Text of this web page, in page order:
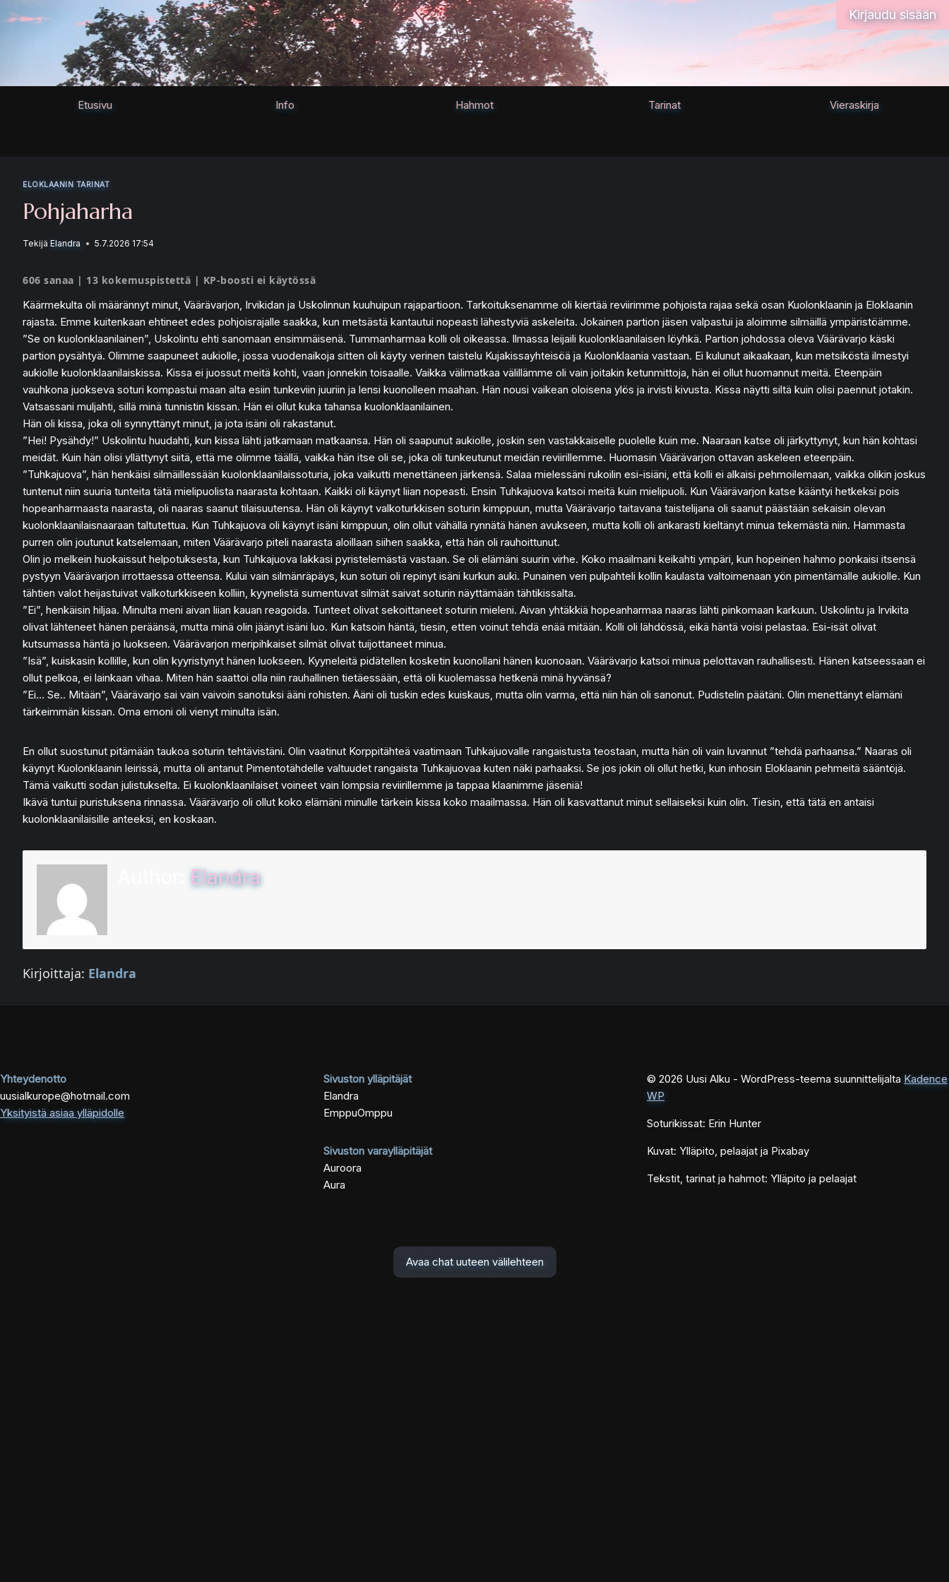
sisältöön
Kirjaudu sisään
Etusivu Info Hahmot Tarinat Vieraskirja
ELOKLAANIN TARINAT
Pohjaharha
Tekijä Elandra 5.7.2026 17:54
606 sanaa | 13 kokemuspistettä | KP-boosti ei käytössä
Käärmekulta oli määrännyt minut, Väärävarjon, Irvikidan ja Uskolinnun kuuhuipun rajapartioon. Tarkoituksenamme oli kiertää reviirimme pohjoista rajaa sekä osan Kuolonklaanin ja Eloklaanin
rajasta. Emme kuitenkaan ehtineet edes pohjoisrajalle saakka, kun metsästä kantautui nopeasti lähestyviä askeleita. Jokainen partion jäsen valpastui ja aloimme silmäillä ympäristöämme.
”Se on kuolonklaanilainen”, Uskolintu ehti sanomaan ensimmäisenä. Tummanharmaa kolli oli oikeassa. Ilmassa leijaili kuolonklaanilaisen löyhkä. Partion johdossa oleva Väärävarjo käski
partion pysähtyä. Olimme saapuneet aukiolle, jossa vuodenaikoja sitten oli käyty verinen taistelu Kujakissayhteisöä ja Kuolonklaania vastaan. Ei kulunut aikaakaan, kun metsiköstä ilmestyi
aukiolle kuolonklaanilaiskissa. Kissa ei juossut meitä kohti, vaan jonnekin toisaalle. Vaikka välimatkaa välillämme oli vain joitakin ketunmittoja, hän ei ollut huomannut meitä. Eteenpäin
vauhkona juokseva soturi kompastui maan alta esiin tunkeviin juuriin ja lensi kuonolleen maahan. Hän nousi vaikean oloisena ylös ja irvisti kivusta. Kissa näytti siltä kuin olisi paennut jotakin.
Vatsassani muljahti, sillä minä tunnistin kissan. Hän ei ollut kuka tahansa kuolonklaanilainen.
Hän oli kissa, joka oli synnyttänyt minut, ja jota isäni oli rakastanut.
”Hei! Pysähdy!” Uskolintu huudahti, kun kissa lähti jatkamaan matkaansa. Hän oli saapunut aukiolle, joskin sen vastakkaiselle puolelle kuin me. Naaraan katse oli järkyttynyt, kun hän kohtasi
meidät. Kuin hän olisi yllättynyt siitä, että me olimme täällä, vaikka hän itse oli se, joka oli tunkeutunut meidän reviirillemme. Huomasin Väärävarjon ottavan askeleen eteenpäin.
”Tuhkajuova”, hän henkäisi silmäillessään kuolonklaanilaissoturia, joka vaikutti menettäneen järkensä. Salaa mielessäni rukoilin esi-isiäni, että kolli ei alkaisi pehmoilemaan, vaikka olikin joskus
tuntenut niin suuria tunteita tätä mielipuolista naarasta kohtaan. Kaikki oli käynyt liian nopeasti. Ensin Tuhkajuova katsoi meitä kuin mielipuoli. Kun Väärävarjon katse kääntyi hetkeksi pois
hopeanharmaasta naarasta, oli naaras saanut tilaisuutensa. Hän oli käynyt valkoturkkisen soturin kimppuun, mutta Väärävarjo taitavana taistelijana oli saanut päästään sekaisin olevan
kuolonklaanilaisnaaraan taltutettua. Kun Tuhkajuova oli käynyt isäni kimppuun, olin ollut vähällä rynnätä hänen avukseen, mutta kolli oli ankarasti kieltänyt minua tekemästä niin. Hammasta
purren olin joutunut katselemaan, miten Väärävarjo piteli naarasta aloillaan siihen saakka, että hän oli rauhoittunut.
Olin jo melkein huokaissut helpotuksesta, kun Tuhkajuova lakkasi pyristelemästä vastaan. Se oli elämäni suurin virhe. Koko maailmani keikahti ympäri, kun hopeinen hahmo ponkaisi itsensä
pystyyn Väärävarjon irrottaessa otteensa. Kului vain silmänräpäys, kun soturi oli repinyt isäni kurkun auki. Punainen veri pulpahteli kollin kaulasta valtoimenaan yön pimentämälle aukiolle. Kun
tähtien valot heijastuivat valkoturkkiseen kolliin, kyynelistä sumentuvat silmät saivat soturin näyttämään tähtikissalta.
”Ei”, henkäisin hiljaa. Minulta meni aivan liian kauan reagoida. Tunteet olivat sekoittaneet soturin mieleni. Aivan yhtäkkiä hopeanharmaa naaras lähti pinkomaan karkuun. Uskolintu ja Irvikita
olivat lähteneet hänen peräänsä, mutta minä olin jäänyt isäni luo. Kun katsoin häntä, tiesin, etten voinut tehdä enää mitään. Kolli oli lähdössä, eikä häntä voisi pelastaa. Esi-isät olivat
kutsumassa häntä jo luokseen. Väärävarjon meripihkaiset silmät olivat tuijottaneet minua.
”Isä”, kuiskasin kollille, kun olin kyyristynyt hänen luokseen. Kyyneleitä pidätellen kosketin kuonollani hänen kuonoaan. Väärävarjo katsoi minua pelottavan rauhallisesti. Hänen katseessaan ei
ollut pelkoa, ei lainkaan vihaa. Miten hän saattoi olla niin rauhallinen tietäessään, että oli kuolemassa hetkenä minä hyvänsä?
”Ei… Se.. Mitään”, Väärävarjo sai vain vaivoin sanotuksi ääni rohisten. Ääni oli tuskin edes kuiskaus, mutta olin varma, että niin hän oli sanonut. Pudistelin päätäni. Olin menettänyt elämäni
tärkeimmän kissan. Oma emoni oli vienyt minulta isän.
En ollut suostunut pitämään taukoa soturin tehtävistäni. Olin vaatinut Korppitähteä vaatimaan Tuhkajuovalle rangaistusta teostaan, mutta hän oli vain luvannut ”tehdä parhaansa.” Naaras oli
käynyt Kuolonklaanin leirissä, mutta oli antanut Pimentotähdelle valtuudet rangaista Tuhkajuovaa kuten näki parhaaksi. Se jos jokin oli ollut hetki, kun inhosin Eloklaanin pehmeitä sääntöjä.
Tämä vaikutti sodan julistukselta. Ei kuolonklaanilaiset voineet vain lompsia reviirillemme ja tappaa klaanimme jäseniä!
Ikävä tuntui puristuksena rinnassa. Väärävarjo oli ollut koko elämäni minulle tärkein kissa koko maailmassa. Hän oli kasvattanut minut sellaiseksi kuin olin. Tiesin, että tätä en antaisi
kuolonklaanilaisille anteeksi, en koskaan.
Elandra
Kirjoittaja: Elandra
Yhteydenotto
uusialkurope@hotmail.com
Yksityistä asiaa ylläpidolle
Sivuston ylläpitäjät
Elandra
EmppuOmppu
Sivuston varaylläpitäjät
Auroora
Aura
© 2026 Uusi Alku - WordPress-teema suunnittelijalta Kadence
WP
Soturikissat: Erin Hunter
Kuvat: Ylläpito, pelaajat ja Pixabay
Tekstit, tarinat ja hahmot: Ylläpito ja pelaajat
Avaa chat uuteen välilehteen